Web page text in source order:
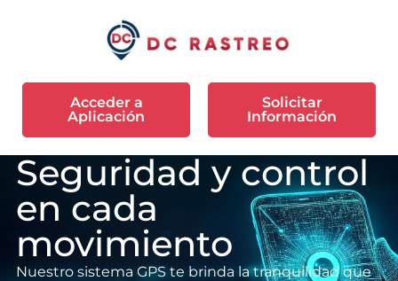
Acceder a
Aplicación
Solicitar
Información
Seguridad y control
en cada
movimiento
Nuestro sistema GPS te brinda la tranquilidad que